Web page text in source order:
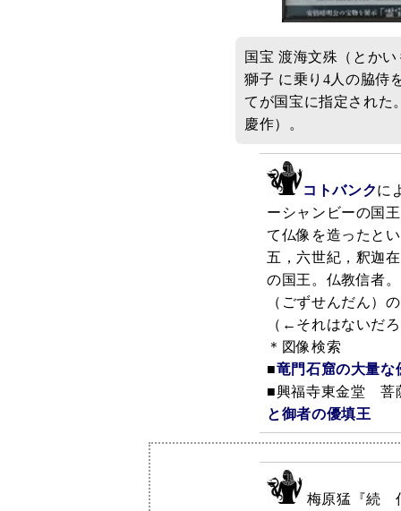
国宝 渡海文殊（とか
獅子 に乗り4人の脇侍
てが国宝に指定され
慶作）。
コトバンクに
ーシャンビーの国
て仏像を造ったと
五，六世紀，釈迦
の国王。仏教信者
（ごずせんだん）
（←それはないだ
＊図像検索
■竜門石窟の大量な
■興福寺東金堂 菩
と御者の優填王
梅原猛『続